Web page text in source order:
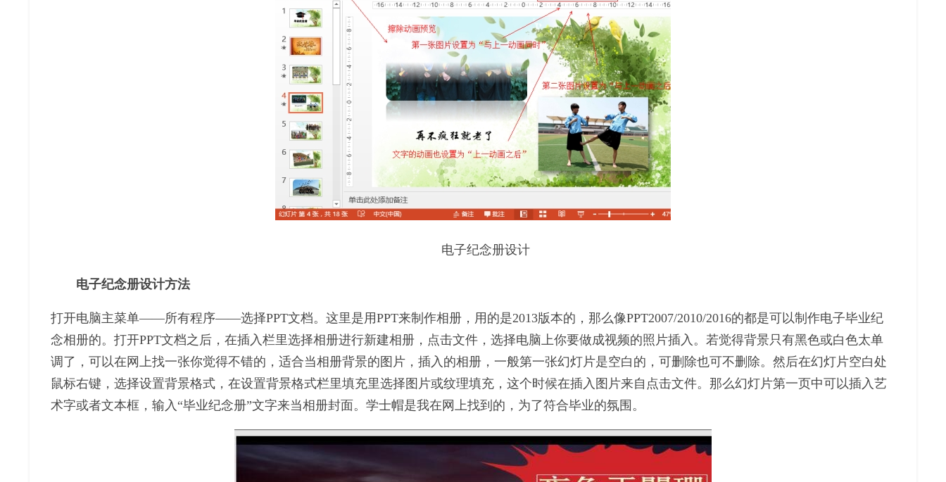
电子纪念册设计
电子纪念册设计方法
打开电脑主菜单——所有程序——选择PPT文档。这里是用PPT来制作相册，用的是2013版本的，那么像PPT2007/2010/2016的都是可以制作电子毕业纪
念相册的。打开PPT文档之后，在插入栏里选择相册进行新建相册，点击文件，选择电脑上你要做成视频的照片插入。若觉得背景只有黑色或白色太单
调了，可以在网上找一张你觉得不错的，适合当相册背景的图片，插入的相册，一般第一张幻灯片是空白的，可删除也可不删除。然后在幻灯片空白处
鼠标右键，选择设置背景格式，在设置背景格式栏里填充里选择图片或纹理填充，这个时候在插入图片来自点击文件。那么幻灯片第一页中可以插入艺
术字或者文本框，输入“毕业纪念册”文字来当相册封面。学士帽是我在网上找到的，为了符合毕业的氛围。